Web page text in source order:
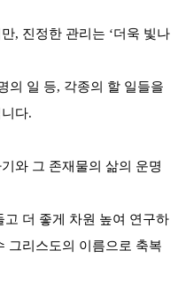
, 진정한 관리는 ‘더욱 빛나
의 일 등, 각종의 할 일들을
다.
와 그 존재물의 삶의 운명
더 좋게 차원 높여 연구하
그리스도의 이름으로 축복